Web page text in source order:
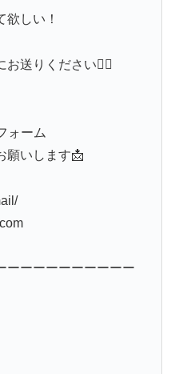
欲しい！
送りください🙋‍♀️
ォーム
願いします📩
ーーーーーーーーーー